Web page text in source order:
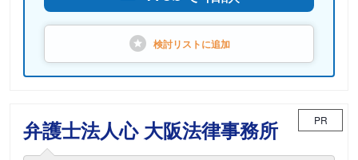
検討リストに追加
弁護士法人心 大阪法律事務所 PR